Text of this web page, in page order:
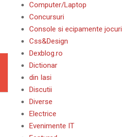
Computer/Laptop
Concursuri
Console si ecipamente jocuri
Css&Design
Dexblog.ro
Dictionar
din Iasi
Discutii
Diverse
Electrice
Evenimente IT